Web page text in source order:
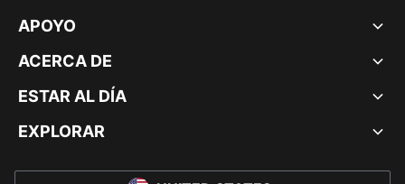
APOYO
ACERCA DE
ESTAR AL DÍA
EXPLORAR